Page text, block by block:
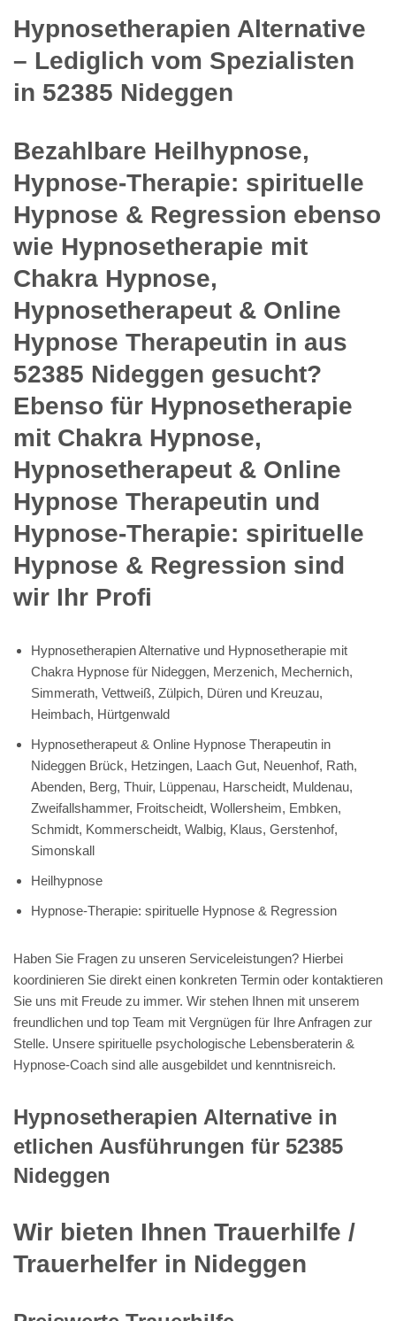
Hypnosetherapien Alternative
– Lediglich vom Spezialisten
in 52385 Nideggen
Bezahlbare Heilhypnose,
Hypnose-Therapie: spirituelle
Hypnose & Regression ebenso
wie Hypnosetherapie mit
Chakra Hypnose,
Hypnosetherapeut & Online
Hypnose Therapeutin in aus
52385 Nideggen gesucht?
Ebenso für Hypnosetherapie
mit Chakra Hypnose,
Hypnosetherapeut & Online
Hypnose Therapeutin und
Hypnose-Therapie: spirituelle
Hypnose & Regression sind
wir Ihr Profi
Hypnosetherapien Alternative und Hypnosetherapie mit
Chakra Hypnose für Nideggen, Merzenich, Mechernich,
Simmerath, Vettweiß, Zülpich, Düren und Kreuzau,
Heimbach, Hürtgenwald
Hypnosetherapeut & Online Hypnose Therapeutin in
Nideggen Brück, Hetzingen, Laach Gut, Neuenhof, Rath,
Abenden, Berg, Thuir, Lüppenau, Harscheidt, Muldenau,
Zweifallshammer, Froitscheidt, Wollersheim, Embken,
Schmidt, Kommerscheidt, Walbig, Klaus, Gerstenhof,
Simonskall
Heilhypnose
Hypnose-Therapie: spirituelle Hypnose & Regression
Haben Sie Fragen zu unseren Serviceleistungen? Hierbei
koordinieren Sie direkt einen konkreten Termin oder kontaktieren
Sie uns mit Freude zu immer. Wir stehen Ihnen mit unserem
freundlichen und top Team mit Vergnügen für Ihre Anfragen zur
Stelle. Unsere spirituelle psychologische Lebensberaterin &
Hypnose-Coach sind alle ausgebildet und kenntnisreich.
Hypnosetherapien Alternative in
etlichen Ausführungen für 52385
Nideggen
Wir bieten Ihnen Trauerhilfe /
Trauerhelfer in Nideggen